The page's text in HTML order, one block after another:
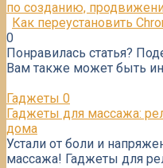
по созданию,
Как переустановить
0
Понравилась статья?
Вам также может быть
Гаджеты 0
Гаджеты для массажа:
дома
Устали от боли и
массажа! Гаджеты для